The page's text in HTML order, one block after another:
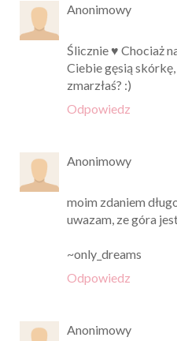
Anonimowy
Ślicznie ♥ Chociaż
Ciebie gęsią
zmarzłaś? :)
Odpowiedz
Anonimowy
moim zdaniem
uwazam, ze góra
~only_dreams
Odpowiedz
Anonimowy